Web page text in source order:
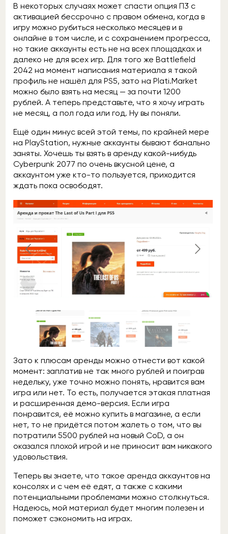
В некоторых случаях может спасти опция П3 с
активацией бессрочно с правом обмена, когда в
игру можно рубиться несколько месяцев и в
онлайне в том числе, и с сохранением прогресса,
но такие аккаунты есть не на всех площадках и
далеко не для всех игр. Для того же Battlefield
2042 на момент написания материала я такой
профиль не нашёл для PS5, зато на Plati.Market
можно было взять на месяц — за почти 1200
рублей. А теперь представьте, что я хочу играть
не месяц, а пол года или год. Ну вы поняли.
Ещё один минус всей этой темы, по крайней мере
на PlayStation, нужные аккаунты бывают банально
заняты. Хочешь ты взять в аренду какой-нибудь
Cyberpunk 2077 по очень вкусной цене, а
аккаунтом уже кто-то пользуется, приходится
ждать пока освободят.
Зато к плюсам аренды можно отнести вот какой
момент: заплатив не так много рублей и поиграв
недельку, уже точно можно понять, нравится вам
игра или нет. То есть, получается этакая платная
и расширенная демо-версия. Если игра
понравится, её можно купить в магазине, а если
нет, то не придётся потом жалеть о том, что вы
потратили 5500 рублей на новый CoD, а он
оказался плохой игрой и не приносит вам никакого
удовольствия.
Теперь вы знаете, что такое аренда аккаунтов на
консолях и с чем её едят, а также с какими
потенциальными проблемами можно столкнуться.
Надеюсь, мой материал будет многим полезен и
поможет сэкономить на играх.